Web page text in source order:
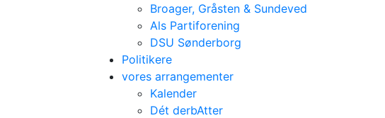
Broager, Gråsten & Sundeved
Als Partiforening
DSU Sønderborg
Politikere
vores arrangementer
Kalender
Dét derbAtter